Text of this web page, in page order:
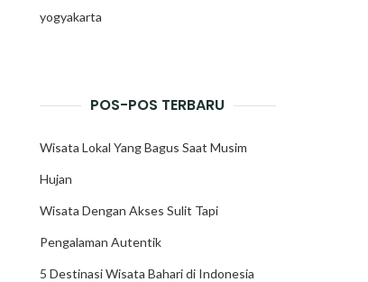
yogyakarta
POS-POS TERBARU
Wisata Lokal Yang Bagus Saat Musim
Hujan
Wisata Dengan Akses Sulit Tapi
Pengalaman Autentik
5 Destinasi Wisata Bahari di Indonesia